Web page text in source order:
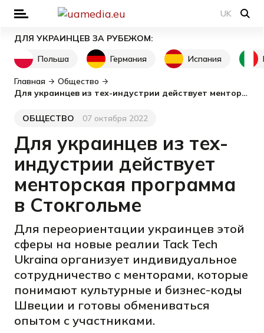
UK
ДЛЯ УКРАИНЦЕВ ЗА РУБЕЖОМ:
Польша
Германия Испания
Главная
Общество
Для украинцев из тех-индустрии действует менторская программа в Стокгольме
Категория
ОБЩЕСТВО
Дата публикации07 октября 2022
Для украинцев из тех-
индустрии действует
менторская программа
в Стокгольме
Для переориентации украинцев этой
сферы на новые реалии Tack Tech
Ukraina организует индивидуальное
сотрудничество с менторами, которые
понимают культурные и бизнес-коды
Швеции и готовы обмениваться
опытом с участниками.